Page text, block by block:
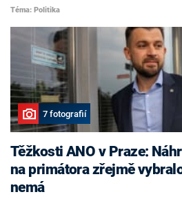
Téma: Politika
7 fotografií
Těžkosti ANO v Praze:
na primátora zřejmě
nemá